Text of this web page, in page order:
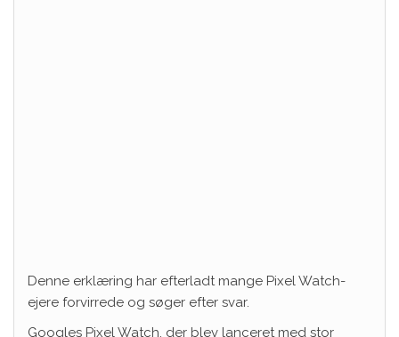
Denne erklæring har efterladt mange Pixel Watch-
ejere forvirrede og søger efter svar.
Googles Pixel Watch, der blev lanceret med stor